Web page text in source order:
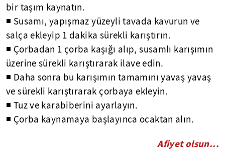
bir taşım kaynatın.
◾ Susamı, yapışmaz yüzeyli tavada kavurun ve
salça ekleyip 1 dakika sürekli karıştırın.
◾ Çorbadan 1 çorba kaşığı alıp, susamlı karışımın
üzerine sürekli karıştırarak ilave edin.
◾ Daha sonra bu karışımın tamamını yavaş yavaş
ve sürekli karıştırarak çorbaya ekleyin.
◾ Tuz ve karabiberini ayarlayın.
◾ Çorba kaynamaya başlayınca ocaktan alın.
Afiyet olsun...